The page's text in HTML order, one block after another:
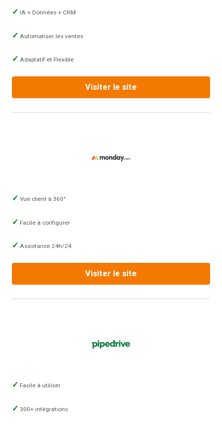
IA + Données + CRM
Automatiser les ventes
Adaptatif et Flexible
Visiter le site
Vue client à 360°
Facile à configurer
Assistance 24h/24
Visiter le site
Facile à utiliser
300+ intégrations